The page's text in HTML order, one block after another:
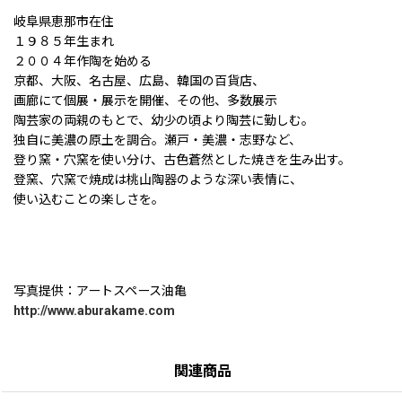
岐阜県恵那市在住
１９８５年生まれ
２００４年作陶を始める
京都、大阪、名古屋、広島、韓国の百貨店、
画廊にて個展・展示を開催、その他、多数展示
陶芸家の両親のもとで、幼少の頃より陶芸に勤しむ。
独自に美濃の原土を調合。瀬戸・美濃・志野など、
登り窯・穴窯を使い分け、古色蒼然とした焼きを生み出す。
登窯、穴窯で焼成は桃山陶器のような深い表情に、
使い込むことの楽しさを。
写真提供：アートスペース油亀
http://www.aburakame.com
関連商品